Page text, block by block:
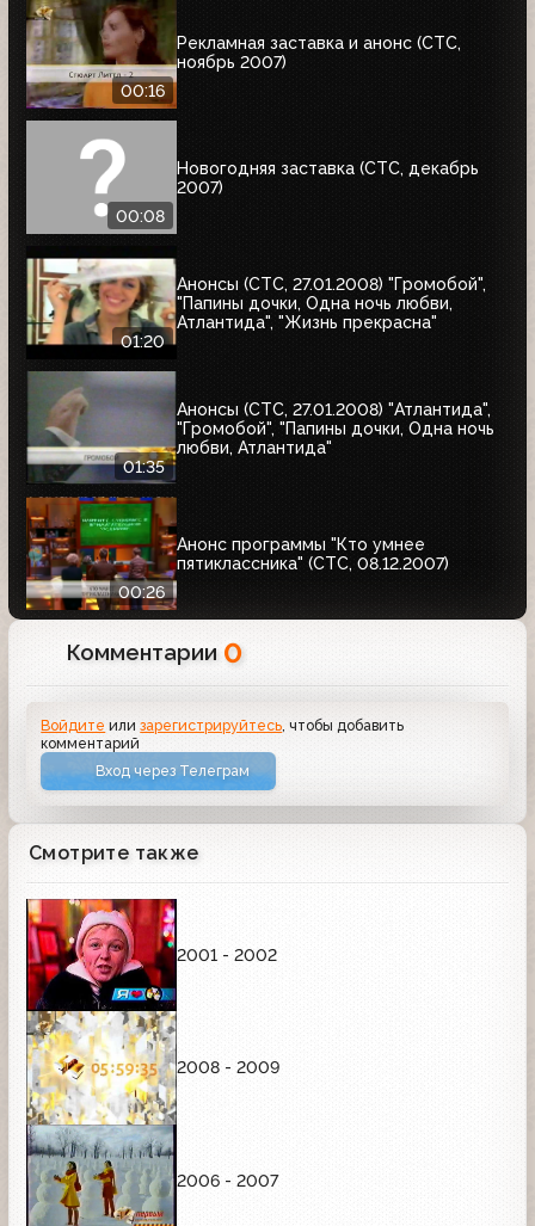
00:16
Рекламная заставка и анонс (СТС,
ноябрь 2007)
00:08
Новогодняя заставка (СТС, декабрь
2007)
01:20
Анонсы (СТС, 27.01.2008) "Громобой",
"Папины дочки, Одна ночь любви,
Атлантида", "Жизнь прекрасна"
01:35
Анонсы (СТС, 27.01.2008) "Атлантида",
"Громобой", "Папины дочки, Одна ночь
любви, Атлантида"
00:26
Анонс программы "Кто умнее
пятиклассника" (СТС, 08.12.2007)
Комментарии 0
Войдите илизарегистрируйтесь, чтобы добавить
комментарий
Вход через Телеграм
Смотрите также
2001 - 2002
2008 - 2009
2006 - 2007